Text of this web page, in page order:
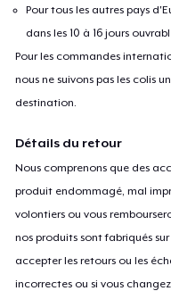
Pour tous les autres pays
dans les 10 à 16 jours
Pour les commandes
nous ne suivons pas les colis
destination.
Détails du retour
Nous comprenons que des
produit endommagé, mal
volontiers ou vous
nos produits sont fabriqués
accepter les retours ou les
incorrectes ou si vous